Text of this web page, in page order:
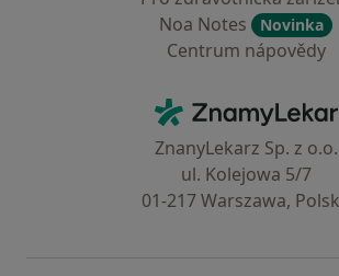
Noa Notes
Novinka
Centrum nápovědy
ZnamyLekar -
ZnanyLekarz Sp. z o.o.
ul. Kolejowa 5/7
01-217 Warszawa,